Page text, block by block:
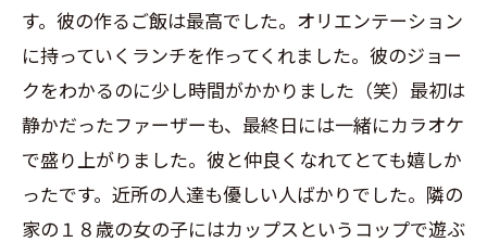
す。彼の作るご飯は最高でした。オリエンテーション
に持っていくランチを作ってくれました。彼のジョー
クをわかるのに少し時間がかかりました（笑）最初は
静かだったファーザーも、最終日には一緒にカラオケ
で盛り上がりました。彼と仲良くなれてとても嬉しか
ったです。近所の人達も優しい人ばかりでした。隣の
家の１８歳の女の子にはカップスというコップで遊ぶ